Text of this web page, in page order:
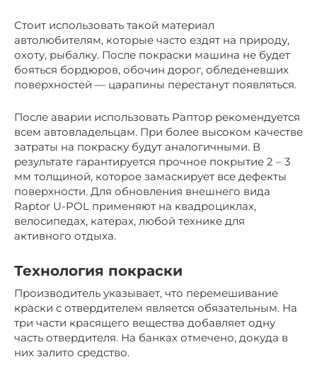
Стоит использовать такой материал
автолюбителям, которые часто ездят на природу,
охоту, рыбалку. После покраски машина не будет
бояться бордюров, обочин дорог, обледеневших
поверхностей — царапины перестанут появляться.
После аварии использовать Раптор рекомендуется
всем автовладельцам. При более высоком качестве
затраты на покраску будут аналогичными. В
результате гарантируется прочное покрытие 2 – 3
мм толщиной, которое замаскирует все дефекты
поверхности. Для обновления внешнего вида
Raptor U-POL применяют на квадроциклах,
велосипедах, катерах, любой технике для
активного отдыха.
Технология покраски
Производитель указывает, что перемешивание
краски с отвердителем является обязательным. На
три части красящего вещества добавляет одну
часть отвердителя. На банках отмечено, докуда в
них залито средство.